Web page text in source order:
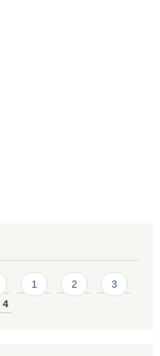
1 2
3
4